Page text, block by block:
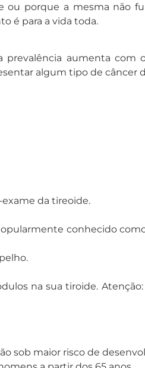
ou porque a mesma não
é para a vida toda.
aumenta com
algum tipo de câncer
da tireoide.
conhecido
na sua tiroide.
sob maior risco de